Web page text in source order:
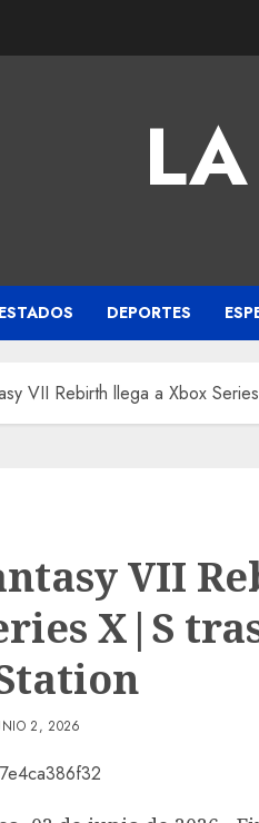
ESTADOS DEPORTES
VII Rebirth llega a Xbox
VII
X|S
2, 2026